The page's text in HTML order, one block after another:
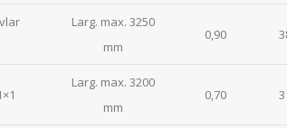
Larg. max. 3250
mm
0,90
Larg. max. 3200
mm
0,70